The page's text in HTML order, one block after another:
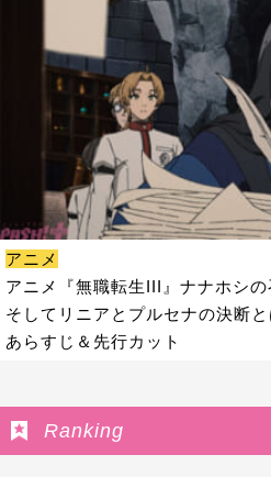
アニメ
アニメ『無職転生III』ナナホシの
そしてリニアとプルセナの決断
あらすじ＆先行カット
Ranking